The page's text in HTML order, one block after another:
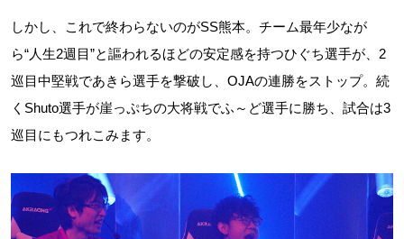
しかし、これで終わらないのがSS熊本。チーム最年少なが
ら“人生2週目”と謳われるほどの安定感を持つひぐち選手が、2
巡目中堅戦であきら選手を撃破し、OJAの連勝をストップ。続
くShuto選手が崖っぷちの大将戦でふ～ど選手に勝ち、試合は3
巡目にもつれこみます。